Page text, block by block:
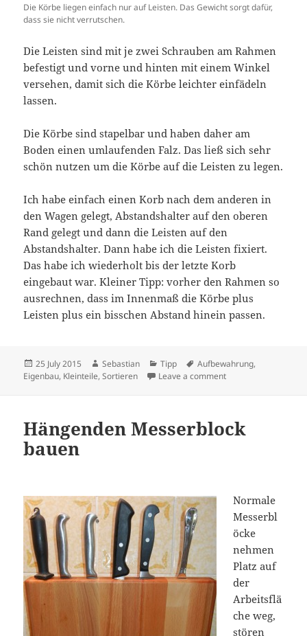
Die Körbe liegen einfach nur auf Leisten. Das Gewicht sorgt dafür,
dass sie nicht verrutschen.
Die Leisten sind mit je zwei Schrauben am Rahmen
befestigt und vorne und hinten mit einem Winkel
versehen, damit sich die Körbe leichter einfädeln
lassen.
Die Körbe sind stapelbar und haben daher am
Boden einen umlaufenden Falz. Das ließ sich sehr
schön nutzen um die Körbe auf die Leisten zu legen.
Ich habe einfach einen Korb nach dem anderen in
den Wagen gelegt, Abstandshalter auf den oberen
Rand gelegt und dann die Leisten auf den
Abstandshalter. Dann habe ich die Leisten fixiert.
Das habe ich wiederholt bis der letzte Korb
eingebaut war. Kleiner Tipp: vorher den Rahmen so
ausrechnen, dass im Innenmaß die Körbe plus
Leisten plus ein bisschen Abstand hinein passen.
Posted
on
25 July 2015 Author
Sebastian Categories
Tipp Tags
Aufbewahrung,
Eigenbau, Kleinteile,Sortieren Leave a commenton Wagen für kleine
Hängenden Messerblock
bauen
Normale
Messerbl
öcke
nehmen
Platz auf
der
Arbeitsflä
che weg,
stören